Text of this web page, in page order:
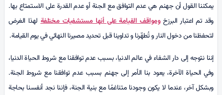
يمكننا القول أن جهنم هي عدم التوافق مع الجنة أو عدم القدرة على الاستمتاع بها.
وقد تم اعتبار البرزخومواقف القيامة على أنها مستشفيات مختلفةلهذا الغرض
لتحفظنا من دخول النار و تُطهّرنا و تداوينا قبل تحديد مصيرنا النهائي في يوم القيامة.
إننا نتوجه إلى دار الشفاء في عالم الدنيا، بسبب عدم توافقنا مع شروط الحياة الدنيا،
وفي الحياة الآخرة، يعود بنا الأمر إلى جهنم بسبب عدم توافقنا مع شروط الجنة.
وبشكل آخر، عندما لا يكون وجودنا متناغمًا مع بنية الجنة، فإننا نجد أنفسنا بحاجة